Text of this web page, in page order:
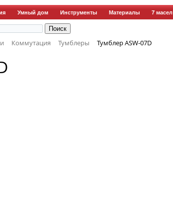
Умный дом Инструменты Материалы 7 масел
Коммутация Тумблеры Тумблер ASW-07D